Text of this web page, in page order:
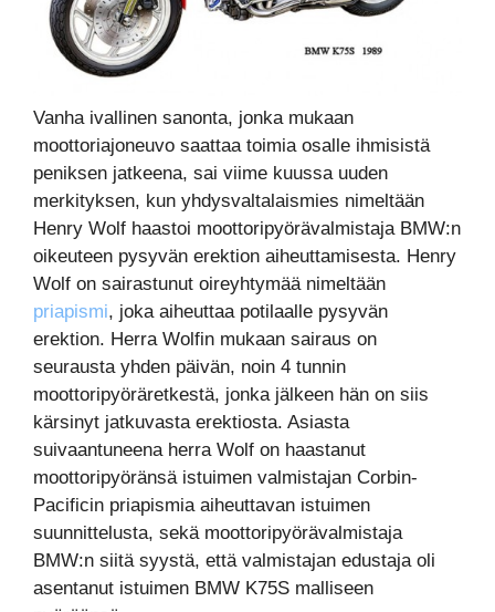
Vanha ivallinen sanonta, jonka mukaan
moottoriajoneuvo saattaa toimia osalle ihmisistä
peniksen jatkeena, sai viime kuussa uuden
merkityksen, kun yhdysvaltalaismies nimeltään
Henry Wolf haastoi moottoripyörävalmistaja BMW:n
oikeuteen pysyvän erektion aiheuttamisesta. Henry
Wolf on sairastunut oireyhtymää nimeltään
priapismi, joka aiheuttaa potilaalle pysyvän
erektion. Herra Wolfin mukaan sairaus on
seurausta yhden päivän, noin 4 tunnin
moottoripyöräretkestä, jonka jälkeen hän on siis
kärsinyt jatkuvasta erektiosta. Asiasta
suivaantuneena herra Wolf on haastanut
moottoripyöränsä istuimen valmistajan Corbin-
Pacificin priapismia aiheuttavan istuimen
suunnittelusta, sekä moottoripyörävalmistaja
BMW:n siitä syystä, että valmistajan edustaja oli
asentanut istuimen BMW K75S malliseen